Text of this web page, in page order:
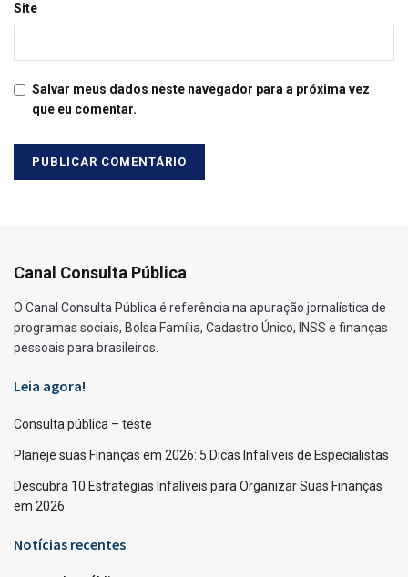
Site
Salvar meus dados neste navegador para a próxima vez
que eu comentar.
Canal Consulta Pública
O Canal Consulta Pública é referência na apuração jornalística de
programas sociais, Bolsa Família, Cadastro Único, INSS e finanças
pessoais para brasileiros.
Leia agora!
Consulta pública – teste
Planeje suas Finanças em 2026: 5 Dicas Infalíveis de Especialistas
Descubra 10 Estratégias Infalíveis para Organizar Suas Finanças
em 2026
Notícias recentes